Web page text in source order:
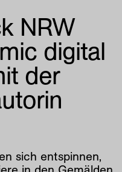
NRW
digital
der
sich entspinnen,